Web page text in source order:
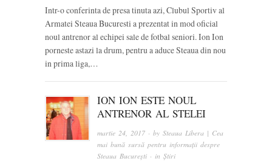
Intr-o conferinta de presa tinuta azi, Clubul Sportiv al
Armatei Steaua Bucuresti a prezentat in mod oficial
noul antrenor al echipei sale de fotbal seniori. Ion Ion
porneste astazi la drum, pentru a aduce Steaua din nou
in prima liga,…
ION ION ESTE NOUL
ANTRENOR AL STELEI
martie 24, 2017 · bySteaua Libera | Cea
mai bună sursă pentru informații despre
Steaua București · inȘtiri